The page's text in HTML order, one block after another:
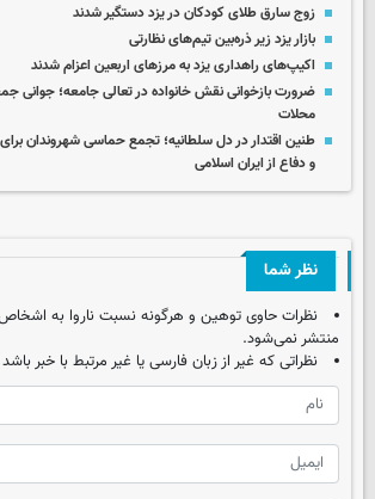
زوج سارق طلای کودکان در یزد دستگیر شدند
بازار یزد زیر ذره‌بین تیم‌های نظارتی
اکیپ‌های راهداری یزد به مرزهای اربعین اعزام شدند
ضرورت بازخوانی نقش خانواده در تعالی جامعه؛ جوانی
محلات
طنین اقتدار در دل سلطانیه؛ تجمع حماسی شهروندان
و دفاع از ایران اسلامی
نظر شما
نظرات حاوی توهین و هرگونه نسبت ناروا به
منتشر نمی‌شود.
نظراتی که غیر از زبان فارسی یا غیر مرتبط با خبر